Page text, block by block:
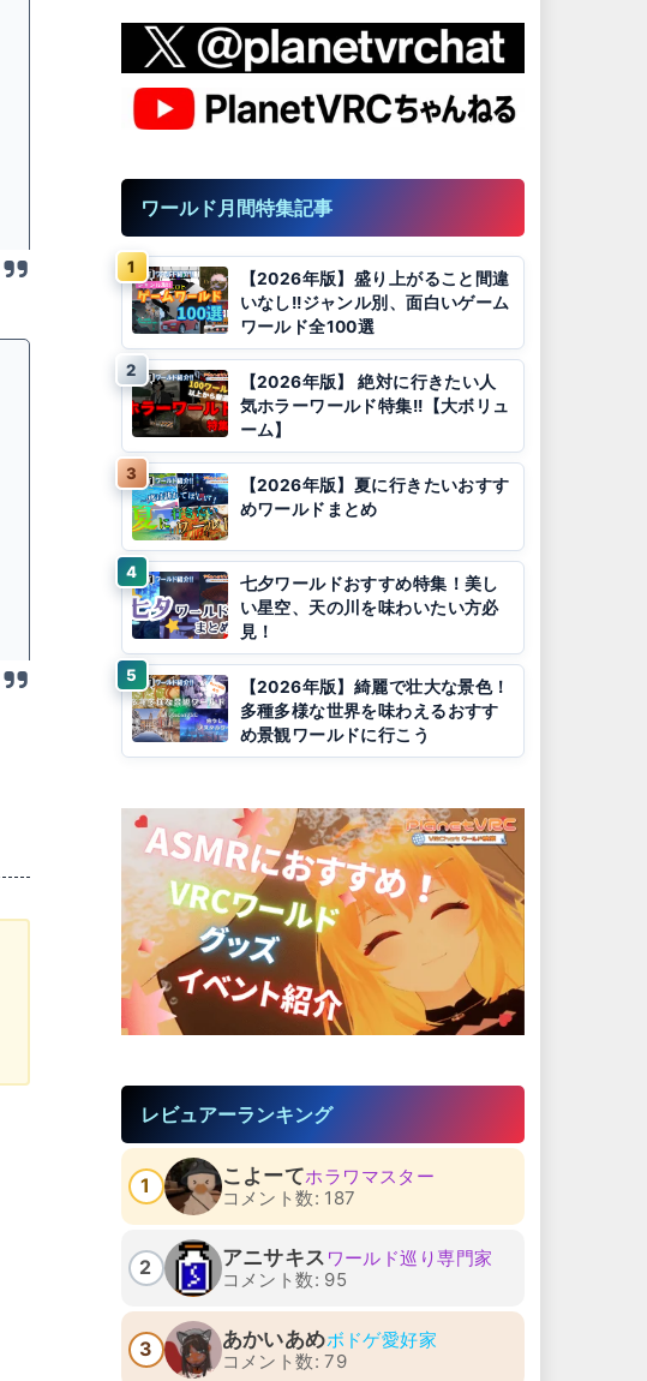
ワールド月間特集記事
【2026年版】盛り上がること間違
いなし!!ジャンル別、面白いゲーム
ワールド全100選
【2026年版】 絶対に行きたい人
気ホラーワールド特集!!【大ボリュ
ーム】
【2026年版】夏に行きたいおすす
めワールドまとめ
七夕ワールドおすすめ特集！美し
い星空、天の川を味わいたい方必
見！
【2026年版】綺麗で壮大な景色！
多種多様な世界を味わえるおすす
め景観ワールドに行こう
レビュアーランキング
1 こよーてホラワマスター
コメント数: 187
2 アニサキス ワールド巡り専門家
コメント数: 95
3 あかいあめボドゲ愛好家
コメント数: 79